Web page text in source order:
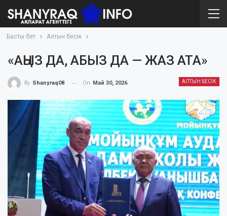
Басты бет Алтын бесік
«АҢЫЗ ДА, АБЫЗ ДА — ЖАЗ АТА»
АЛТЫН БЕСІК
By Shanyraq08 On Май 30, 2026